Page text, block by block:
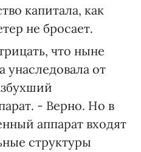
капитала, как
не бросает.
что ныне
унаследовала от
- Верно. Но в
аппарат входят
структуры